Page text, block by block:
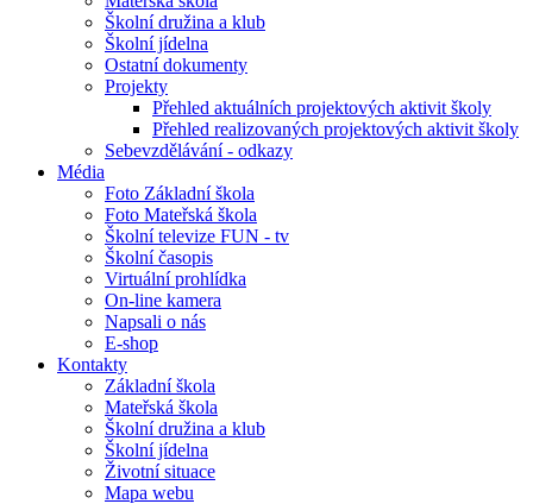
Školní družina a klub
Školní jídelna
Ostatní dokumenty
Projekty
Přehled aktuálních projektových aktivit školy
Přehled realizovaných projektových aktivit školy
Sebevzdělávání - odkazy
Média
Foto Základní škola
Foto Mateřská škola
Školní televize FUN - tv
Školní časopis
Virtuální prohlídka
On-line kamera
Napsali o nás
E-shop
Kontakty
Základní škola
Mateřská škola
Školní družina a klub
Školní jídelna
Životní situace
Mapa webu